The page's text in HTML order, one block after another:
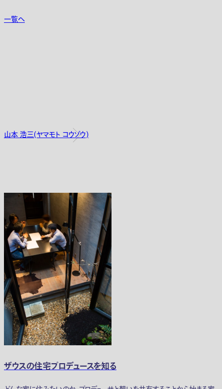
一覧へ
山本 浩三(ヤマモト コウゾウ)
ザウスの住宅プロデュースを知る